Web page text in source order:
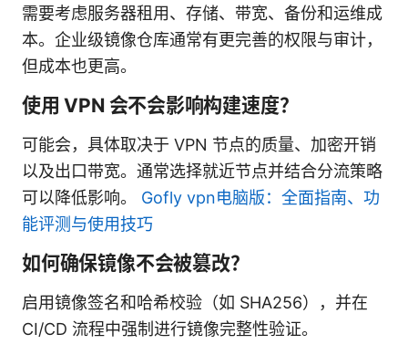
需要考虑服务器租用、存储、带宽、备份和运维成
本。企业级镜像仓库通常有更完善的权限与审计，
但成本也更高。
使用 VPN 会不会影响构建速度？
可能会，具体取决于 VPN 节点的质量、加密开销
以及出口带宽。通常选择就近节点并结合分流策略
可以降低影响。 Gofly vpn电脑版：全面指南、功
能评测与使用技巧
如何确保镜像不会被篡改？
启用镜像签名和哈希校验（如 SHA256），并在
CI/CD 流程中强制进行镜像完整性验证。